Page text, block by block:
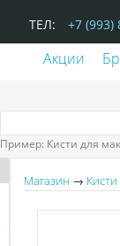
ТЕЛ: +7 (993)
Акции
Пример: Кисти для
Магазин →